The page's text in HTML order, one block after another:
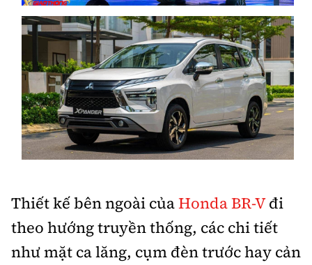
Thiết kế bên ngoài củaHonda BR-Vđi
theo hướng truyền thống, các chi tiết
như mặt ca lăng, cụm đèn trước hay cản